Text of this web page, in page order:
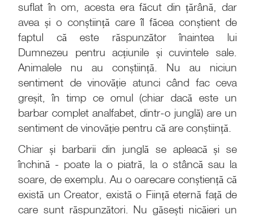
suflat în om, acesta era făcut din țărână, dar
avea și o conștiință care îl făcea conștient de
faptul că este răspunzător înaintea lui
Dumnezeu pentru acțiunile și cuvintele sale.
Animalele nu au conștiință. Nu au niciun
sentiment de vinovăție atunci când fac ceva
greșit, în timp ce omul (chiar dacă este un
barbar complet analfabet, dintr-o junglă) are un
sentiment de vinovăție pentru că are conștiință.
Chiar și barbarii din junglă se apleacă și se
închină - poate la o piatră, la o stâncă sau la
soare, de exemplu. Au o oarecare conștiență că
există un Creator, există o Ființă eternă față de
care sunt răspunzători. Nu găsești nicăieri un